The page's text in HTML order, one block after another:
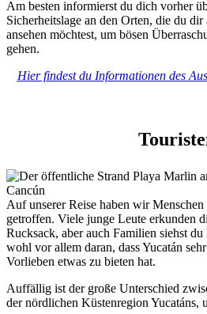
Am besten informierst du dich vorher
Sicherheitslage an den Orten, die du
ansehen möchtest, um bösen
gehen.
Hier findest du Informationen des
Auf unserer Reise haben wir
getroffen. Viele junge Leute erkunden
Rucksack, aber auch Familien siehst
wohl vor allem daran, dass Yucatán
Vorlieben etwas zu bieten hat.
Auffällig ist der große Unterschied
der nördlichen Küstenregion Yucatáns,